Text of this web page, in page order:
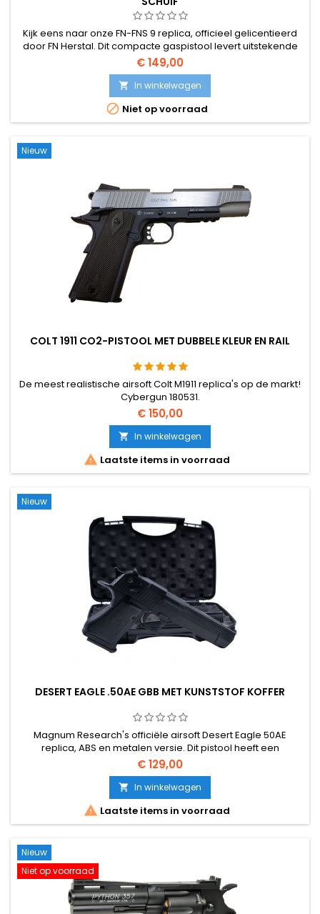
Kijk eens naar onze FN-FNS 9 replica, officieel gelicentieerd
door FN Herstal. Dit compacte gaspistool levert uitstekende
prestaties, waardoor het een ideaal secundair pistool is!
€ 149,00
 In winkelwagen
 Niet op voorraad
Nieuw
COLT 1911 CO2-PISTOOL MET DUBBELE KLEUR EN RAIL
De meest realistische airsoft Colt M1911 replica's op de markt!
Cybergun 180531.
€ 150,00
 In winkelwagen
 Laatste items in voorraad
Nieuw
DESERT EAGLE .50AE GBB MET KUNSTSTOF KOFFER
Magnum Research's officiële airsoft Desert Eagle 50AE
replica, ABS en metalen versie. Dit pistool heeft een
uitstekende prijs-prestatieverhouding, perfect voor
beginners en, dankzij de exclusiviteit en presentatie in een
koffer, als cadeau voor elke wapenliefhebber.
€ 129,00
 In winkelwagen
 Laatste items in voorraad
Nieuw
Niet op voorraad